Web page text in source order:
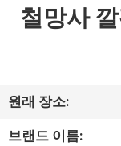
우
Reserved.철망사
원래 장소:
브랜드 이름: